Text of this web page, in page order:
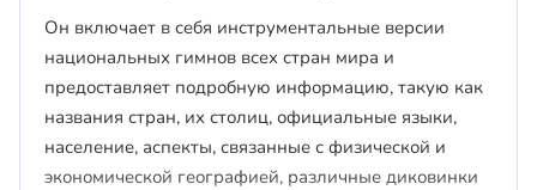
Он включает в себя инструментальные версии
национальных гимнов всех стран мира и
предоставляет подробную информацию, такую ​​как
названия стран, их столиц, официальные языки,
население, аспекты, связанные с физической и
экономической географией, различные диковинки